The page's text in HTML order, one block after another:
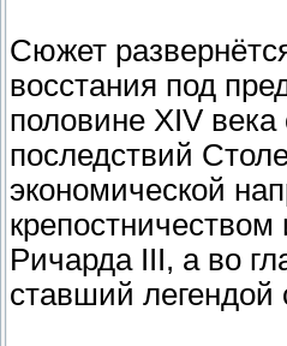
Сюжет
восстания под
половине XIV
последствий
экономической
Ричарда III, а во
ставший легендой